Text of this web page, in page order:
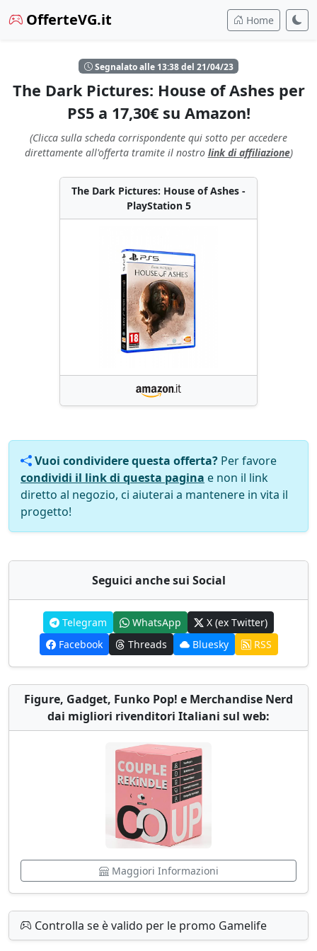
OfferteVG.it Home
Segnalato alle 13:38 del 21/04/23
The Dark Pictures: House of Ashes per
PS5 a 17,30€ su Amazon!
(Clicca sulla scheda corrispondente qui sotto per accedere
direttamente all'offerta tramite il nostro link di affiliazione)
The Dark Pictures: House of Ashes -
PlayStation 5
Vuoi condividere questa offerta? Per favore
condividi il link di questa pagina e non il link
diretto al negozio, ci aiuterai a mantenere in vita il
progetto!
Seguici anche sui Social
Telegram WhatsApp
X (ex Twitter)
Facebook
Threads Bluesky RSS
Figure, Gadget, Funko Pop! e Merchandise Nerd
dai migliori rivenditori Italiani sul web:
Maggiori Informazioni
Controlla se è valido per le promo Gamelife